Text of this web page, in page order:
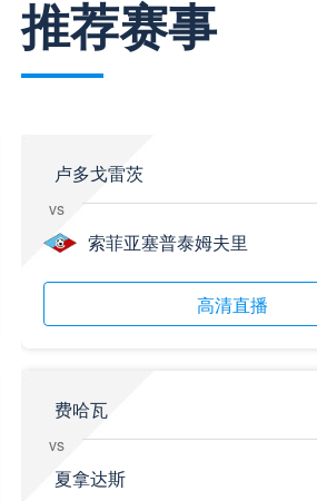
05月26日 AC米兰vs蒙扎全场录像回放
标签
标签
标签
2025年5月24日
标签
欧联杯决赛
标签
标签
推荐赛事
卢多戈雷茨
vs
索菲亚塞普泰姆夫里
高清直播
费哈瓦
vs
夏拿达斯